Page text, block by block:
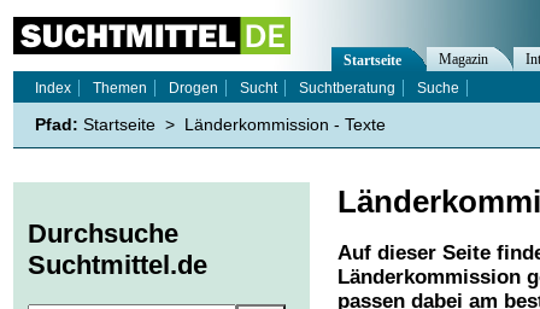
Auf dieser Seite
Länderkommission
passen dabei am
Startseite Magazin
Index
Themen Drogen Sucht Suchtberatung Suche
Pfad: Startseite > Länderkommission - Texte
Durchsuche
Suchtmittel.de